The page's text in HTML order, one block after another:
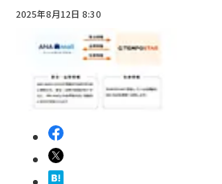
2025年8月12日 8:30